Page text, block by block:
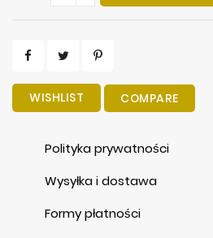
WISHLIST COMPARE
Polityka prywatności
Wysyłka i dostawa
Formy płatności